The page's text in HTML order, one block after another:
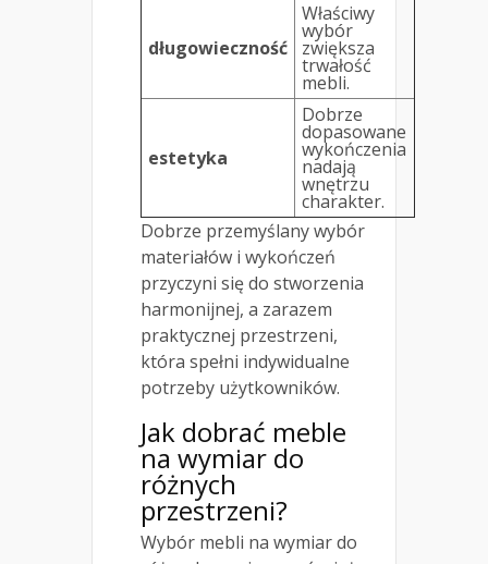
długowieczność
Właściwy
wybór
zwiększa
trwałość
mebli.
estetyka
Dobrze
dopasowane
wykończenia
nadają
wnętrzu
charakter.
Dobrze przemyślany wybór
materiałów i wykończeń
przyczyni się do stworzenia
harmonijnej, a zarazem
praktycznej przestrzeni,
która spełni indywidualne
potrzeby użytkowników.
Jak dobrać meble
na wymiar do
różnych
przestrzeni?
Wybór mebli na wymiar do